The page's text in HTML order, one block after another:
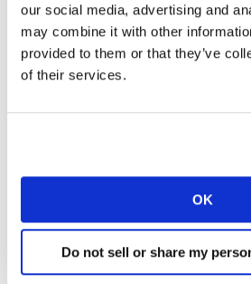
our social media, advertising and
may combine it with other
provided to them or that they’ve
of their services.
OK
Do not sell or share my
estrategia coherente y de alto
impulsando su expansión global.
fue reconocida con el Luxury &
Cannes Lions 2024. Su sólida
ABANCA, en el puesto 24, con un
830 millones de dólares, destaca
una marca disruptiva. Su